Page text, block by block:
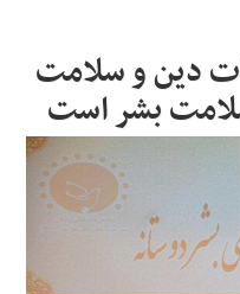
دین و سلامت
بشر است